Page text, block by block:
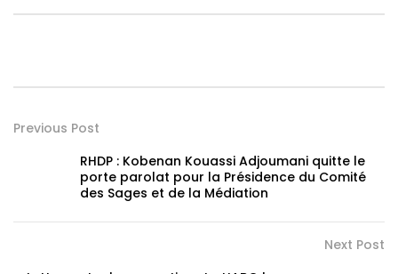
Previous Post
RHDP : Kobenan Kouassi Adjoumani quitte le
porte parolat pour la Présidence du Comité
des Sages et de la Médiation
Next Post